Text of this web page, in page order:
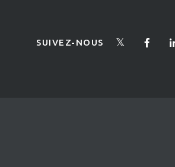
SUIVEZ-NOUS